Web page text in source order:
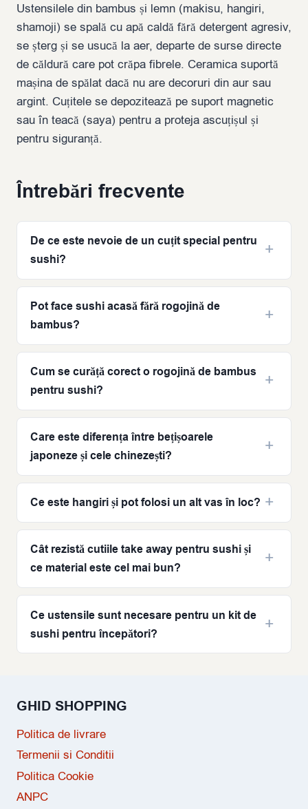
Ustensilele din bambus și lemn (makisu, hangiri,
shamoji) se spală cu apă caldă fără detergent agresiv,
se șterg și se usucă la aer, departe de surse directe
de căldură care pot crăpa fibrele. Ceramica suportă
mașina de spălat dacă nu are decoruri din aur sau
argint. Cuțitele se depozitează pe suport magnetic
sau în teacă (saya) pentru a proteja ascuțișul și
pentru siguranță.
Întrebări frecvente
De ce este nevoie de un cuțit special pentru
sushi?
Pot face sushi acasă fără rogojină de
bambus?
Cum se curăță corect o rogojină de bambus
pentru sushi?
Care este diferența între bețișoarele
japoneze și cele chinezești?
Ce este hangiri și pot folosi un alt vas în loc?
Cât rezistă cutiile take away pentru sushi și
ce material este cel mai bun?
Ce ustensile sunt necesare pentru un kit de
sushi pentru începători?
GHID SHOPPING
Politica de livrare
Termenii si Conditii
Politica Cookie
ANPC